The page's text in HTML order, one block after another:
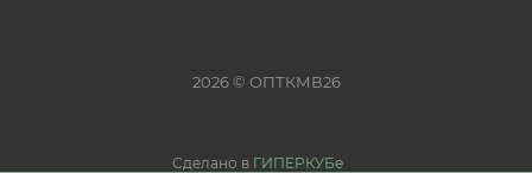
2026 © ОПТКМВ26
Сделано в ГИПЕРКУБе